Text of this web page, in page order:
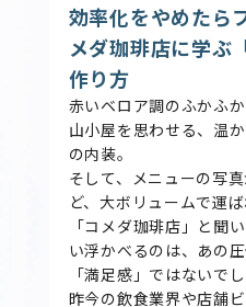
効率化をやめたら
メダ珈琲店に学ぶ
作り方
赤いベロア調のふかふか
山小屋を思わせる、温
の内装。
そして、メニューの写
ど、大ボリュームで運
「コメダ珈琲店」と聞
い浮かべるのは、あの
「満足感」ではないでし
昨今の飲食業界や店舗